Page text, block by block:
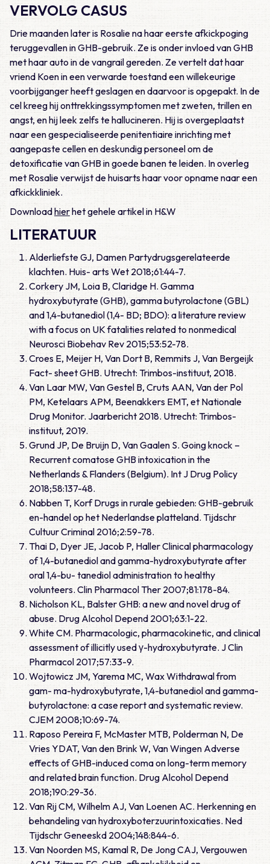
VERVOLG CASUS
Drie maanden later is Rosalie na haar eerste afkickpoging
teruggevallen in GHB-gebruik. Ze is onder invloed van GHB
met haar auto in de vangrail gereden. Ze vertelt dat haar
vriend Koen in een verwarde toestand een willekeurige
voorbijganger heeft geslagen en daarvoor is opgepakt. In de
cel kreeg hij onttrekkingssymptomen met zweten, trillen en
angst, en hij leek zelfs te hallucineren. Hij is overgeplaatst
naar een gespecialiseerde penitentiaire inrichting met
aangepaste cellen en deskundig personeel om de
detoxificatie van GHB in goede banen te leiden. In overleg
met Rosalie verwijst de huisarts haar voor opname naar een
afkickkliniek.
Downloadhierhet gehele artikel in H&W
LITERATUUR
Alderliefste GJ, Damen Partydrugsgerelateerde
klachten. Huis- arts Wet 2018;61:44-7.
Corkery JM, Loia B, Claridge H. Gamma
hydroxybutyrate (GHB), gamma butyrolactone (GBL)
and 1,4-butanediol (1,4- BD; BDO): a literature review
with a focus on UK fatalities related to nonmedical
Neurosci Biobehav Rev 2015;53:52-78.
Croes E, Meijer H, Van Dort B, Remmits J, Van Bergeijk
Fact- sheet GHB. Utrecht: Trimbos-instituut, 2018.
Van Laar MW, Van Gestel B, Cruts AAN, Van der Pol
PM, Ketelaars APM, Beenakkers EMT, et Nationale
Drug Monitor. Jaarbericht 2018. Utrecht: Trimbos-
instituut, 2019.
Grund JP, De Bruijn D, Van Gaalen S. Going knock –
Recurrent comatose GHB intoxication in the
Netherlands & Flanders (Belgium). Int J Drug Policy
2018;58:137-48.
Nabben T, Korf Drugs in rurale gebieden: GHB-gebruik
en-handel op het Nederlandse platteland. Tijdschr
Cultuur Criminal 2016;2:59-78.
Thai D, Dyer JE, Jacob P, Haller Clinical pharmacology
of 1,4-butanediol and gamma-hydroxybutyrate after
oral 1,4-bu- tanediol administration to healthy
volunteers. Clin Pharmacol Ther 2007;81:178-84.
Nicholson KL, Balster GHB: a new and novel drug of
abuse. Drug Alcohol Depend 2001;63:1-22.
White CM. Pharmacologic, pharmacokinetic, and clinical
assessment of illicitly used γ-hydroxybutyrate. J Clin
Pharmacol 2017;57:33-9.
Wojtowicz JM, Yarema MC, Wax Withdrawal from
gam- ma-hydroxybutyrate, 1,4-butanediol and gamma-
butyrolactone: a case report and systematic review.
CJEM 2008;10:69-74.
Raposo Pereira F, McMaster MTB, Polderman N, De
Vries YDAT, Van den Brink W, Van Wingen Adverse
effects of GHB-induced coma on long-term memory
and related brain function. Drug Alcohol Depend
2018;190:29-36.
Van Rij CM, Wilhelm AJ, Van Loenen AC. Herkenning en
behandeling van hydroxyboterzuurintoxicaties. Ned
Tijdschr Geneeskd 2004;148:844-6.
Van Noorden MS, Kamal R, De Jong CAJ, Vergouwen